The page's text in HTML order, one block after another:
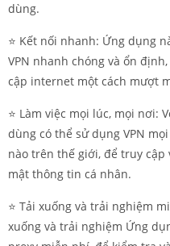
dùng.
⭐️ Kết nối nhanh: Ứng dụng
VPN nhanh chóng và ổn
cập internet một cách mượt
⭐️ Làm việc mọi lúc, mọi nơi:
dùng có thể sử dụng VPN
nào trên thế giới, để truy
mật thông tin cá nhân.
⭐️ Tải xuống và trải nghiệm
xuống và trải nghiệm Ứng